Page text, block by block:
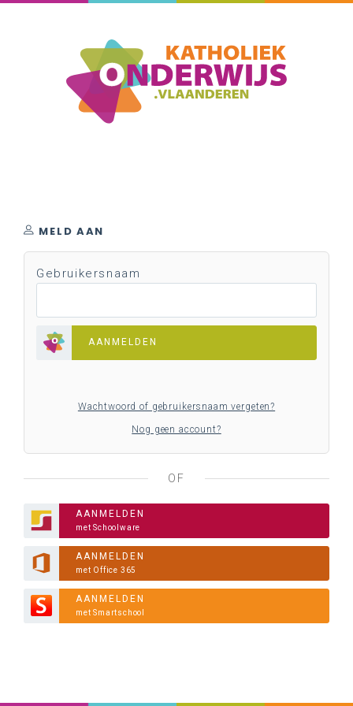
MELD AAN
Gebruikersnaam
AANMELDEN
Wachtwoord of gebruikersnaam vergeten?
Nog geen account?
OF
AANMELDEN
met Schoolware
AANMELDEN
met Office 365
AANMELDEN
met Smartschool